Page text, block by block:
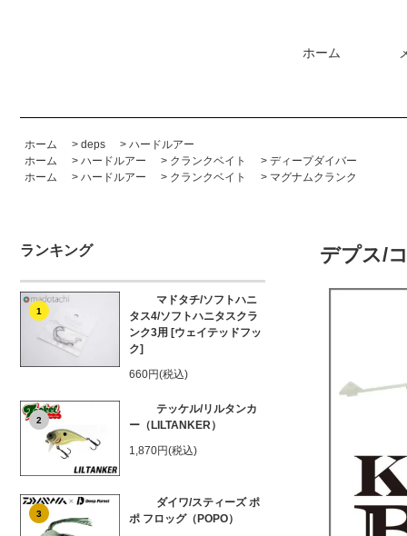
ホーム
ホーム > deps > ハードルアー
ホーム
> ハードルアー > クランクベイト > ディープダイバー
ホーム
> ハードルアー > クランクベイト > マグナムクランク
ランキング
1
マドタチ/ソフトハニ
タス4/ソフトハニタスクラ
ンク3用 [ウェイテッドフッ
ク]
660円(税込)
2
テッケル/リルタンカ
ー（LILTANKER）
1,870円(税込)
3
ダイワ/スティーズ ポ
ポ フロッグ（POPO）
デプス/